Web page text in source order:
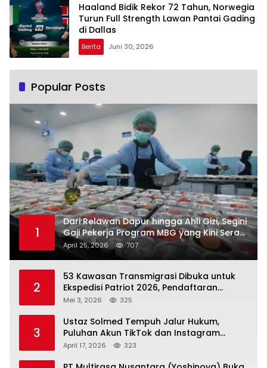
Haaland Bidik Rekor 72 Tahun, Norwegia
Turun Full Strength Lawan Pantai Gading
di Dallas
Berita Juni 30, 2026
Popular Posts
1
Dari Relawan Dapur hingga Ahli Gizi, Segini
Gaji Pekerja Program MBG yang Kini Serap
Hampir Sejuta Tenaga Kerja
April 25, 2026 707
2
53 Kawasan Transmigrasi Dibuka untuk
Ekspedisi Patriot 2026, Pendaftaran
Ditutup 21 Mei
Mei 3, 2026 325
3
Ustaz Solmed Tempuh Jalur Hukum,
Puluhan Akun TikTok dan Instagram
Dilaporkan atas Tuduhan Fitnah
April 17, 2026 323